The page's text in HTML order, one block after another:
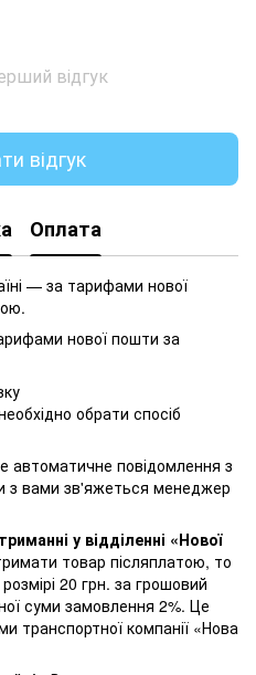
відгук
відгук
Оплата
— за тарифами нової
нової пошти за
обрати спосіб
автоматичне повідомлення з
з вами зв'яжеться менеджер
у відділенні «Нової
товар післяплатою, то
20 грн. за грошовий
суми замовлення 2%. Це
транспортної компанії «Нова